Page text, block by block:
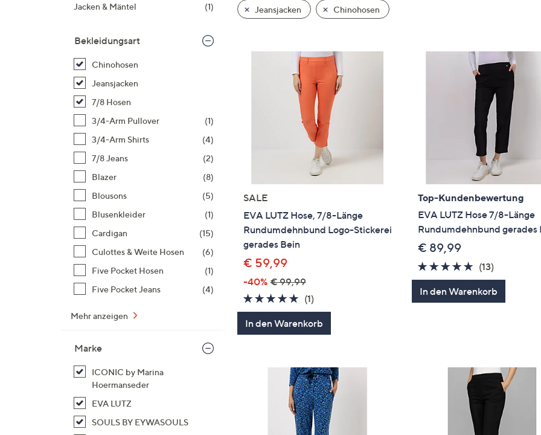
Sie
auf
Geräten
Jacken & Mäntel
(1)
Bekleidungsart
Chinohosen
Jeansjacken
7/8 Hosen
3/4-Arm Pullover
(1)
3/4-Arm Shirts
(4)
7/8 Jeans
(2)
Blazer
(8)
Blousons
(5)
Blusenkleider
(1)
Cardigan
(15)
Culottes & Weite Hosen
(6)
Five Pocket Hosen
(1)
Five Pocket Jeans
(4)
Mehr anzeigen
Marke
ICONIC by Marina
Hoermanseder
EVA LUTZ
SOULS BY EYWASOULS
Jeansjacken Chinohosen
SALE
EVA LUTZ Hose, 7/8-Länge
Rundumdehnbund Logo-Stickerei
gerades Bein
€ 59,99
-40% € 99,99
5.0
von
5
(1)1
Bewertungen
In den Warenkorb
Top-Kundenbewertung
EVA LUTZ Hose 7/8-Länge
Rundumdehnbund gerades
€ 89,99
5.0
von
5
(13)
In den Warenkorb